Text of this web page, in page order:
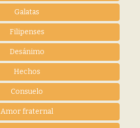
Galatas
Filipenses
Desánimo
Hechos
Consuelo
Amor fraternal